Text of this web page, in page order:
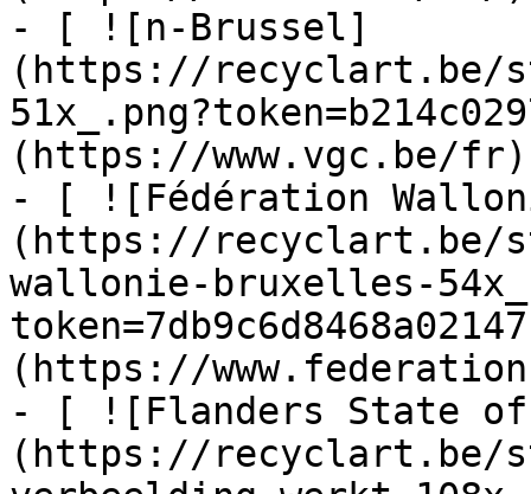
- [ ![n-Brussel]
(https://recyclart.be/
(https://www.vgc.be/fr)
- [ ![Fédération
(https://recyclart.be/
wallonie-bruxelles-
(https://
- [ ![Flanders State
(https://recyclart.be/